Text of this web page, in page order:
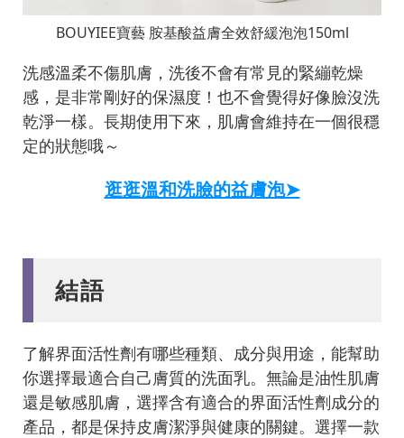
BOUYIEE寶藝 胺基酸益膚全效舒緩泡泡150ml
洗感溫柔不傷肌膚，洗後不會有常見的緊繃乾燥
感，是非常剛好的保濕度！也不會覺得好像臉沒洗
乾淨一樣。長期使用下來，肌膚會維持在一個很穩
定的狀態哦～
逛逛溫和洗臉的益膚泡➤
結語
了解界面活性劑有哪些種類、成分與用途，能幫助
你選擇最適合自己膚質的洗面乳。無論是油性肌膚
還是敏感肌膚，選擇含有適合的界面活性劑成分的
產品，都是保持皮膚潔淨與健康的關鍵。選擇一款